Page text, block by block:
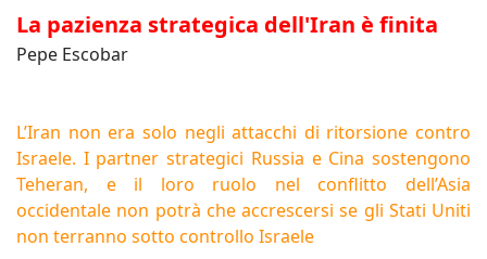
La pazienza strategica dell'Iran è finita
Pepe Escobar
L’Iran non era solo negli attacchi di ritorsione contro
Israele. I partner strategici Russia e Cina sostengono
Teheran, e il loro ruolo nel conflitto dell’Asia
occidentale non potrà che accrescersi se gli Stati Uniti
non terranno sotto controllo Israele